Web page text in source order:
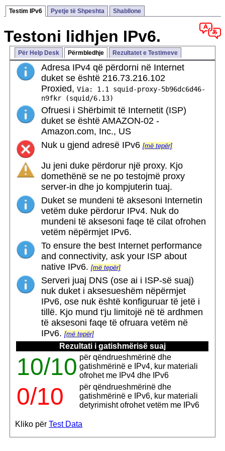
Testim IPv6 Pyetje të Shpeshta Shabllone
Testoni lidhjen IPv6.
Për Help Desk Përmbledhje Rezultatet e Testimeve
Adresa IPv4 që përdorni në Internet
duket se është 216.73.216.102
Proxied, Via: 1.1 squid-proxy-5b96dc6d46-
n9fkr (squid/6.13)
Ofruesi i Shërbimit të Internetit (ISP)
duket se është AMAZON-02 -
Amazon.com, Inc., US
Nuk u gjend adresë IPv6 [më tepër]
Ju jeni duke përdorur një proxy. Kjo
domethënë se ne po testojmë proxy
server-in dhe jo kompjuterin tuaj.
Duket se mundeni të aksesoni Internetin
vetëm duke përdorur IPv4. Nuk do
mundeni të aksesoni faqe të cilat ofrohen
vetëm nëpërmjet IPv6.
To ensure the best Internet performance
and connectivity, ask your ISP about
native IPv6. [më tepër]
Serveri juaj DNS (ose ai i ISP-së suaj)
nuk duket i aksesueshëm nëpërmjet
IPv6, ose nuk është konfiguruar të jetë i
tillë. Kjo mund t'ju limitojë në të ardhmen
të aksesoni faqe të ofruara vetëm në
IPv6. [më tepër]
Rezultati i gatishmërisë suaj
10/10 për qëndrueshmërinë dhe
gatishmërinë e IPv4, kur materiali
ofrohet me IPv4 dhe IPv6
0/10
për qëndrueshmërinë dhe
gatishmërinë e IPv6, kur materiali
detyrimisht ofrohet vetëm me IPv6
Kliko për Test Data